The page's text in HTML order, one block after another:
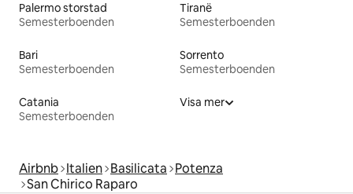
Palermo storstad
Semesterboenden
Tiranë
Semesterboenden
Bari
Semesterboenden
Sorrento
Semesterboenden
Catania
Semesterboenden
Visa mer
Airbnb Italien Basilicata Potenza
San Chirico Raparo